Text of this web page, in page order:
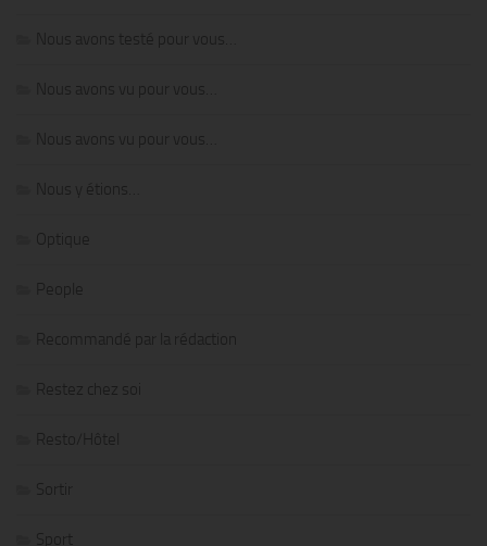
Nous avons testé pour vous…
Nous avons vu pour vous…
Nous avons vu pour vous…
Nous y étions…
Optique
People
Recommandé par la rédaction
Restez chez soi
Resto/Hôtel
Sortir
Sport